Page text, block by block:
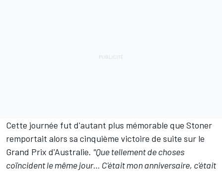
Cette journée fut d'autant plus mémorable que Stoner
remportait alors sa cinquième victoire de suite sur le
Grand Prix d'Australie. "Que tellement de choses
coïncident le même jour… C'était mon anniversaire, c'était